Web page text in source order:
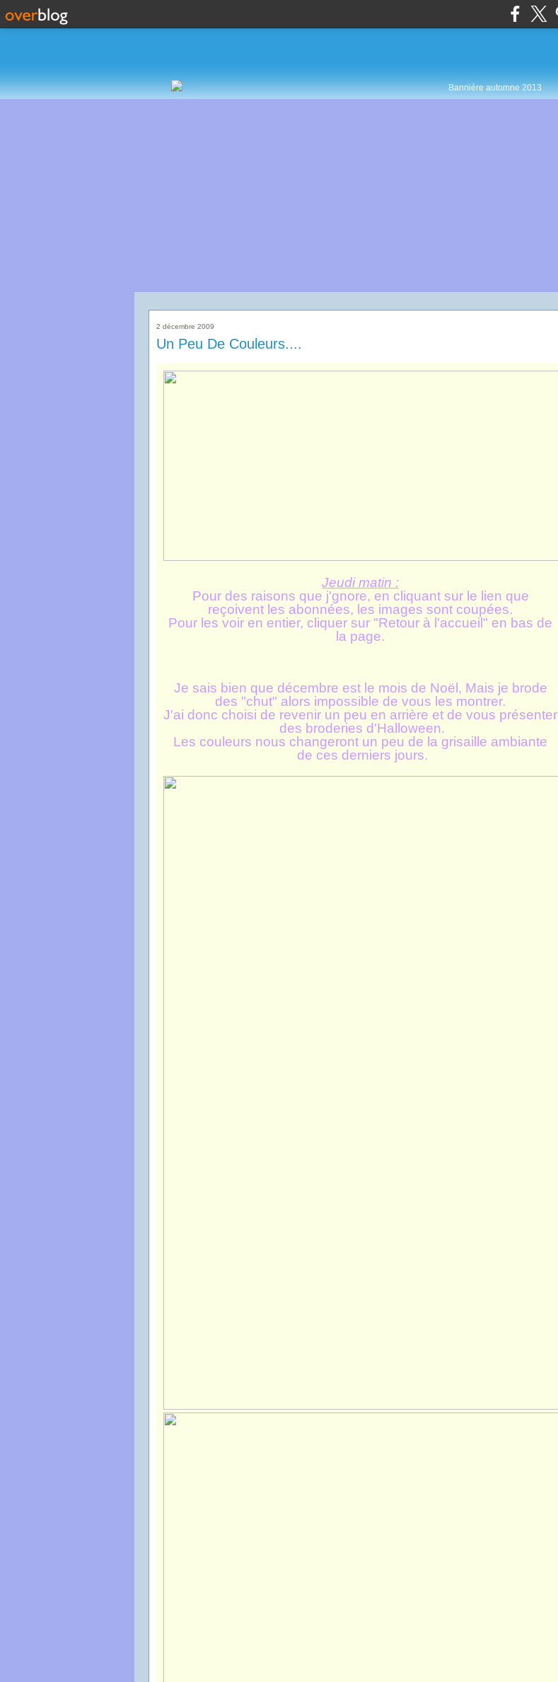
2 décembre 2009
Un Peu De Couleurs....
Jeudi matin :
Pour des raisons que j'gnore, en cliquant sur le lien que
reçoivent les abonnées, les images sont coupées.
Pour les voir en entier, cliquer sur "Retour à l'accueil" en bas de
la page.
Je sais bien que décembre est le mois de Noël, Mais je brode
des "chut" alors impossible de vous les montrer.
J'ai donc choisi de revenir un peu en arrière et de vous présenter
des broderies d'Halloween.
Les couleurs nous changeront un peu de la grisaille ambiante
de ces derniers jours.